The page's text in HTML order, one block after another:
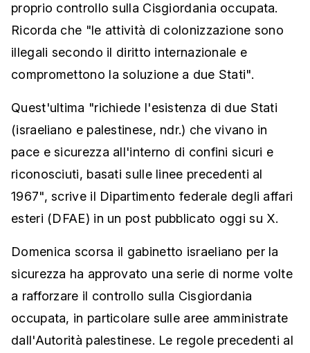
proprio controllo sulla Cisgiordania occupata.
Ricorda che "le attività di colonizzazione sono
illegali secondo il diritto internazionale e
compromettono la soluzione a due Stati".
Quest'ultima "richiede l'esistenza di due Stati
(israeliano e palestinese, ndr.) che vivano in
pace e sicurezza all'interno di confini sicuri e
riconosciuti, basati sulle linee precedenti al
1967", scrive il Dipartimento federale degli affari
esteri (DFAE) in un post pubblicato oggi su X.
Domenica scorsa il gabinetto israeliano per la
sicurezza ha approvato una serie di norme volte
a rafforzare il controllo sulla Cisgiordania
occupata, in particolare sulle aree amministrate
dall'Autorità palestinese. Le regole precedenti al